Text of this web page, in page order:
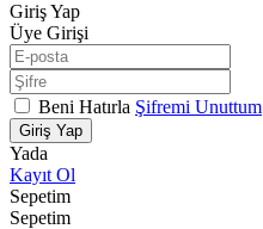
Giriş Yap
Üye Girişi
Beni Hatırla Şifremi Unuttum
Giriş Yap
Yada
Kayıt Ol
Sepetim
Sepetim